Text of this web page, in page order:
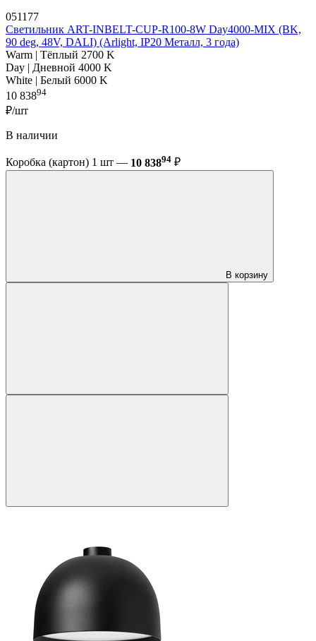
051177
Светильник ART-INBELT-CUP-R100-8W Day4000-MIX (BK,
90 deg, 48V, DALI) (Arlight, IP20 Металл, 3 года)
Warm | Тёплый 2700 K
Day | Дневной 4000 K
White | Белый 6000 K
10 83894
₽/шт
В наличии
Коробка (картон) 1 шт — 10 83894 ₽
В корзину